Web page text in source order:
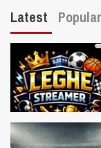
Latest Popular